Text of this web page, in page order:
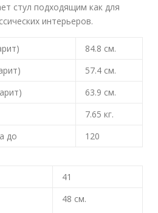
стул подходящим как для
интерьеров.
84.8 см.
57.4 см.
63.9 см.
7.65 кг.
до
120
41
48 см.